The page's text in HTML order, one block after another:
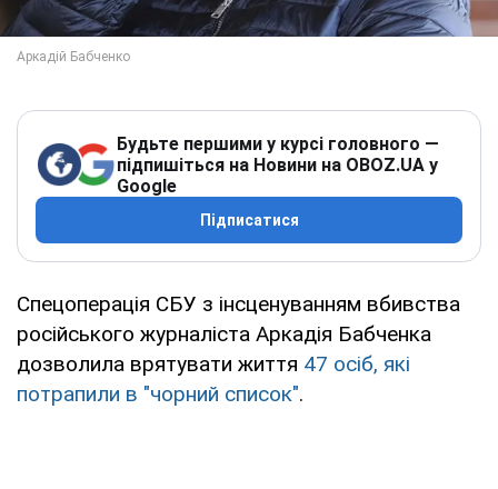
Будьте першими у курсі головного —
підпишіться на Новини на OBOZ.UA у
Google
Підписатися
Спецоперація СБУ з інсценуванням вбивства
російського журналіста Аркадія Бабченка
дозволила врятувати життя 47 осіб, які
потрапили в "чорний список".